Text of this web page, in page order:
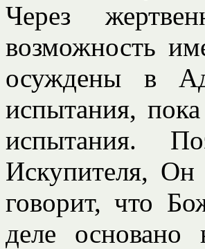
Через
возможность
осуждены в
испытания,
испытания.
Искупителя, Он
говорит, что
деле